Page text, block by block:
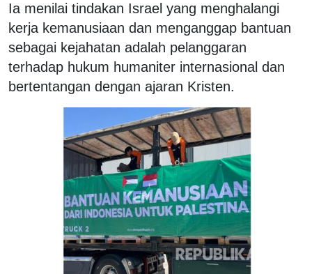
Ia menilai tindakan Israel yang menghalangi
kerja kemanusiaan dan menganggap bantuan
sebagai kejahatan adalah pelanggaran
terhadap hukum humaniter internasional dan
bertentangan dengan ajaran Kristen.